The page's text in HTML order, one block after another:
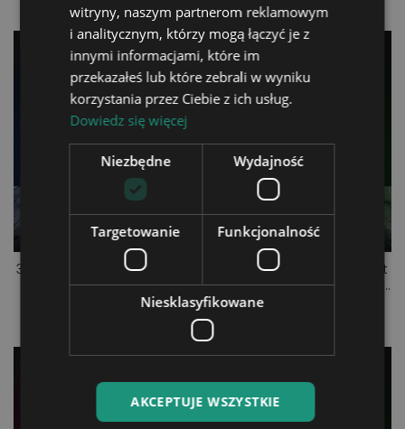
3D-Plexido-LED-Lampe mit
Metallica-Aufdruck
3D-Plexido-LED-Lampe mit
Michael Jackson Singer-
witryny, naszym partnerom reklamowym
i analitycznym, którzy mogą łączyć je z
innymi informacjami, które im
przekazałeś lub które zebrali w wyniku
korzystania przez Ciebie z ich usług.
Dowiedz się więcej
Niezbędne Wydajność
Targetowanie Funkcjonalność
Niesklasyfikowane
AKCEPTUJE WSZYSTKIE